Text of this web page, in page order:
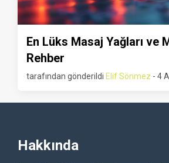
En Lüks Masaj Yağları ve
Rehber
tarafından gönderildi Elif Sönmez - 4
Hakkında